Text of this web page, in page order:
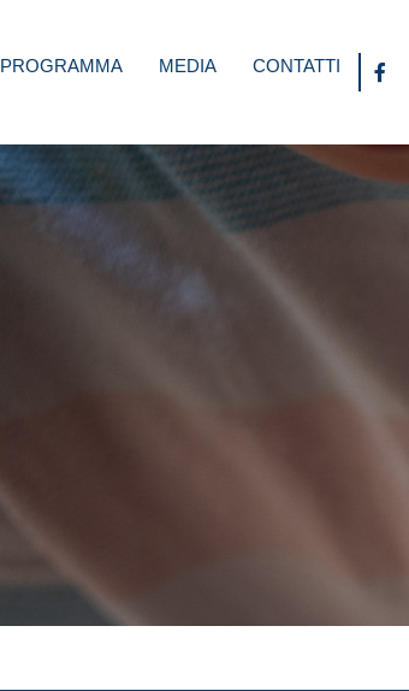
PROGRAMMA MEDIA CONTATTI